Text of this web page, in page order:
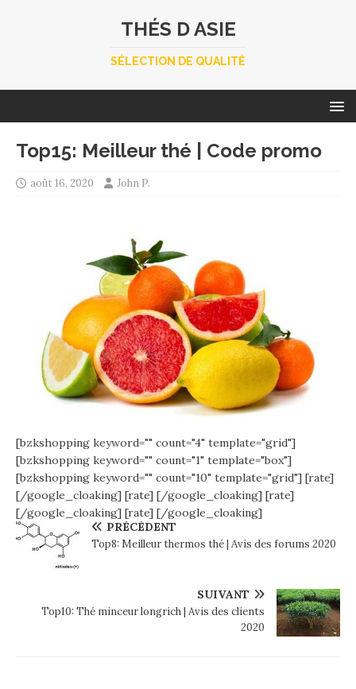
THÉS D ASIE
SÉLECTION DE QUALITÉ
Top15: Meilleur thé | Code promo
août 16, 2020 John P.
[bzkshopping keyword="" count="4" template="grid"]
[bzkshopping keyword="" count="1" template="box"]
[bzkshopping keyword="" count="10" template="grid"] [rate]
[/google_cloaking] [rate] [/google_cloaking] [rate]
[/google_cloaking] [rate] [/google_cloaking]
PRÉCÉDENT
Top8: Meilleur thermos thé | Avis des forums 2020
SUIVANT
Top10: Thé minceur longrich | Avis des clients
2020